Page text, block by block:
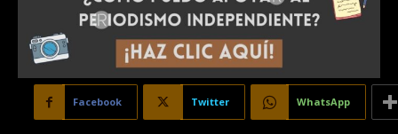
Facebook Twitter WhatsApp